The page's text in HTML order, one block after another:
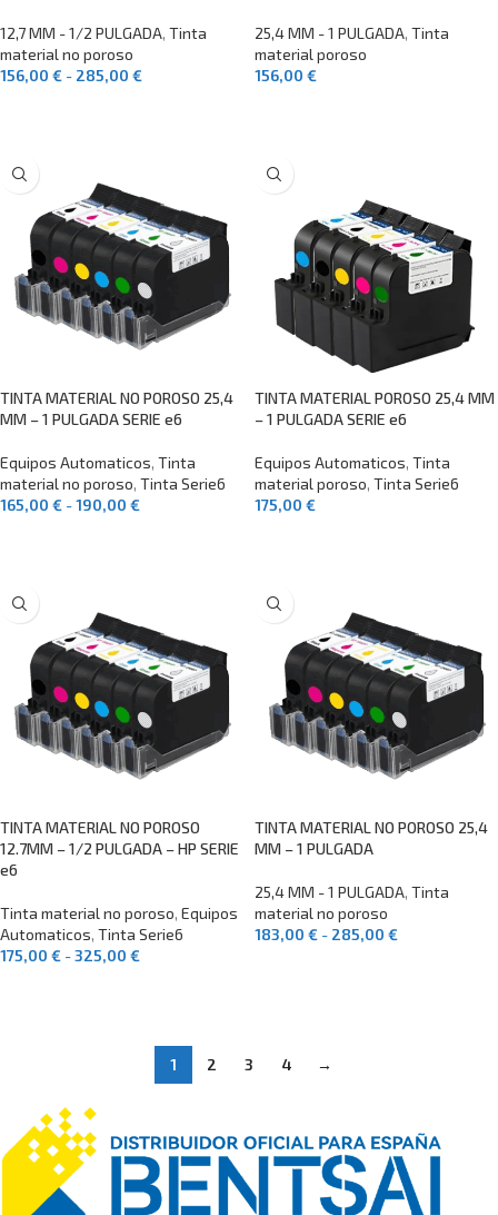
12,7 MM - 1/2 PULGADA, Tinta
material no poroso
156,00 € - 285,00 €
25,4 MM - 1 PULGADA, Tinta
material poroso
156,00 €
TINTA MATERIAL NO POROSO 25,4
MM – 1 PULGADA SERIE e6
Equipos Automaticos, Tinta
material no poroso, Tinta Serie6
165,00 € -190,00 €
TINTA MATERIAL POROSO 25,4 MM
– 1 PULGADA SERIE e6
Equipos Automaticos, Tinta
material poroso, Tinta Serie6
175,00 €
TINTA MATERIAL NO POROSO
12.7MM – 1/2 PULGADA – HP SERIE
e6
Tinta material no poroso, Equipos
Automaticos, Tinta Serie6
175,00 € -325,00 €
TINTA MATERIAL NO POROSO 25,4
MM – 1 PULGADA
25,4 MM - 1 PULGADA, Tinta
material no poroso
183,00 € - 285,00 €
1 2 3 4 →